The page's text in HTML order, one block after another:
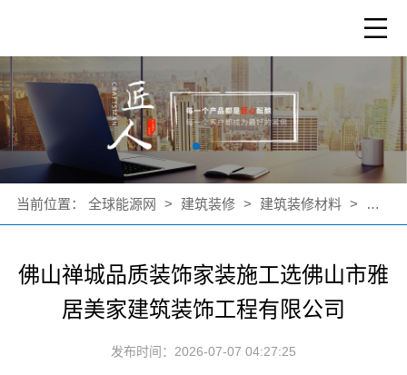
当前位置： 全球能源网 > 建筑装修 > 建筑装修材料 > 公司
佛山禅城品质装饰家装施工选佛山市雅
居美家建筑装饰工程有限公司
发布时间：2026-07-07 04:27:25